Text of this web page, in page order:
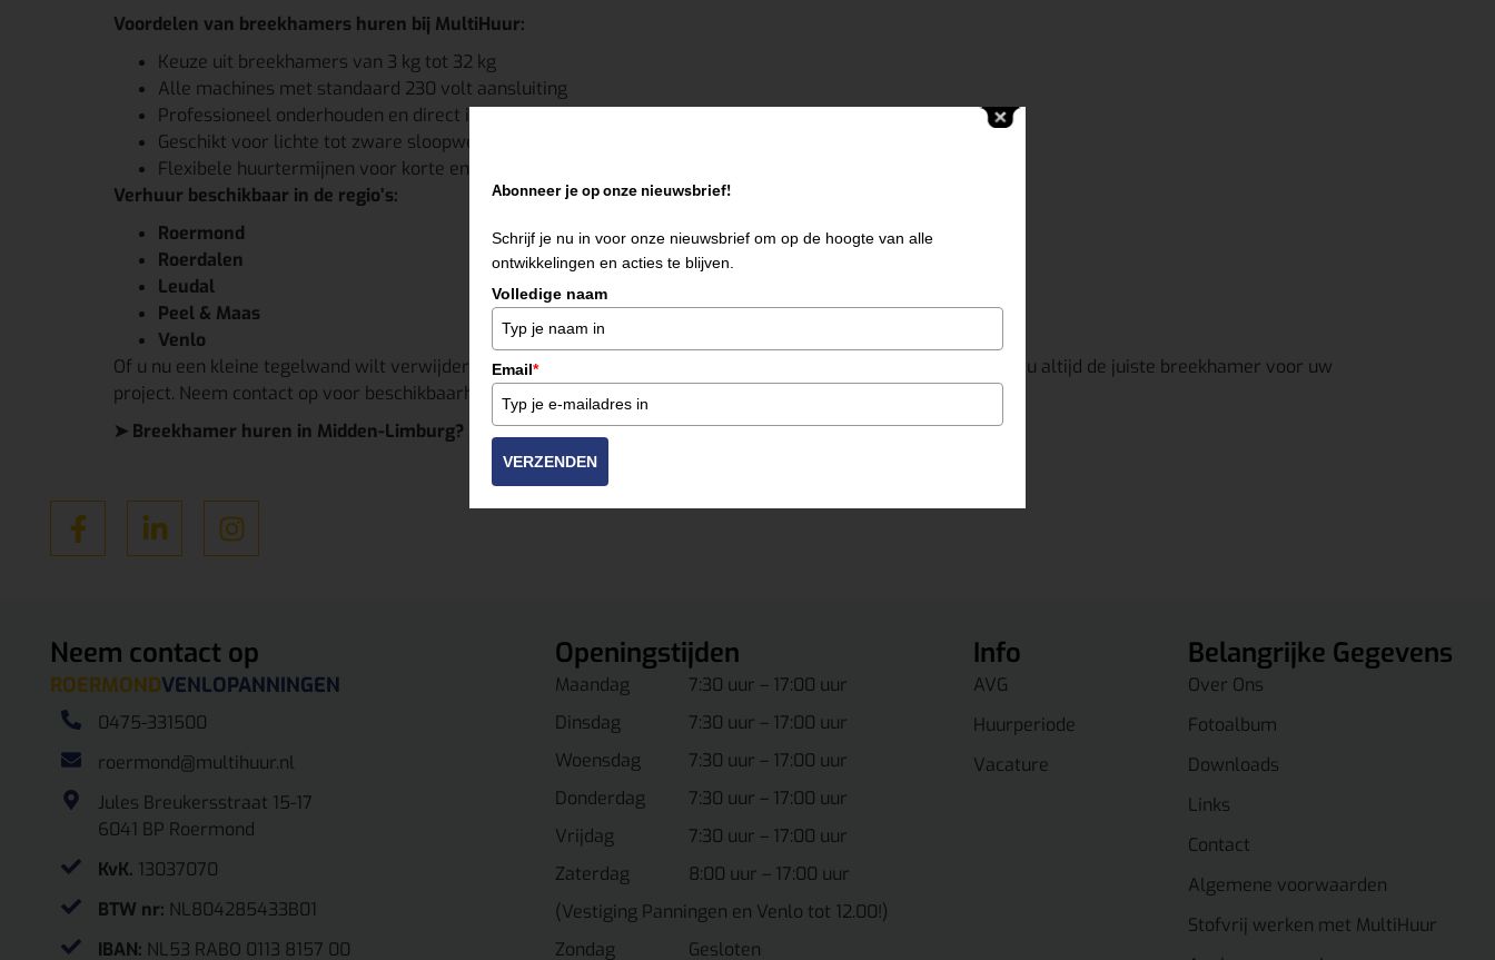
Voordelen van breekhamers huren bij MultiHuur:
Keuze uit breekhamers van 3 kg tot 32 kg
Alle machines met standaard 230 volt aansluiting
Professioneel onderhouden en direct inzetbaar
Geschikt voor lichte tot zware sloopwerkzaamheden
Flexibele huurtermijnen voor korte en lange projecten
Verhuur beschikbaar in de regio’s:
Roermond
Roerdalen
Leudal
Peel & Maas
Venlo
Of u nu een kleine tegelwand wilt verwijderen of een zware betonnen fundering wilt slopen, bij
vindt u altijd de juiste breekhamer voor uw
project. Neem contact op voor beschikbaarheid of reserveer eenvoudig online.
➤ Breekhamer huren in Midden-Limburg? MultiHuur staat voor u klaar!
Neem contact op
ROERMONDVENLOPANNINGEN
0475-331500
roermond@multihuur.nl
Jules Breukersstraat 15-17
6041 BP Roermond
KvK. 13037070
BTW nr: NL804285433B01
IBAN: NL53 RABO 0113 8157 00
Openingstijden
Maandag
7:30 uur – 17:00 uur
Dinsdag
7:30 uur – 17:00 uur
Woensdag
7:30 uur – 17:00 uur
Donderdag
7:30 uur – 17:00 uur
Vrijdag
7:30 uur – 17:00 uur
Zaterdag
8:00 uur – 17:00 uur
(Vestiging Panningen en Venlo tot 12.00!)
Zondag
Gesloten
Info
AVG
Huurperiode
Vacature
Belangrijke Gegevens
Over Ons
Fotoalbum
Downloads
Links
Contact
Algemene voorwaarden
Stofvrij werken met MultiHuur
Abonneer je op onze nieuwsbrief!
Schrijf je nu in voor onze nieuwsbrief om op de hoogte van alle
ontwikkelingen en acties te blijven.
Volledige naam
Email*
VERZENDEN